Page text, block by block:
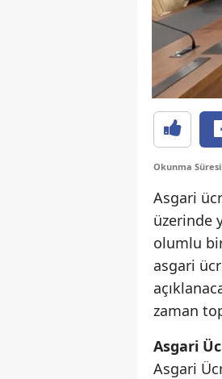
Okunma
Asgari
üzerinde
olumlu
asgari
zaman
Asgari
Asgari